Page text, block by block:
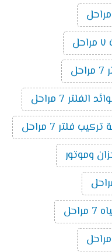
الفلتر 7 مراحل
فلتر 7 مراحل